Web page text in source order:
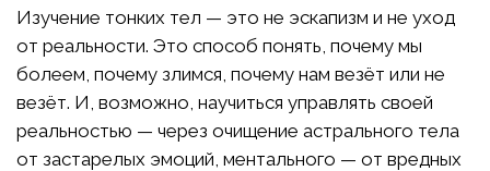
Изучение тонких тел — это не эскапизм и не уход
от реальности. Это способ понять, почему мы
болеем, почему злимся, почему нам везёт или не
везёт. И, возможно, научиться управлять своей
реальностью — через очищение астрального тела
от застарелых эмоций, ментального — от вредных